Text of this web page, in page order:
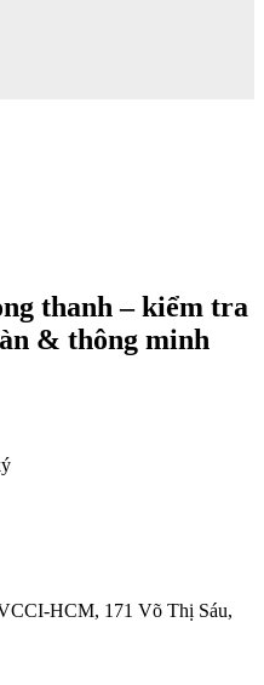
thanh – kiểm tra
& thông minh
HCM, 171 Võ Thị Sáu,